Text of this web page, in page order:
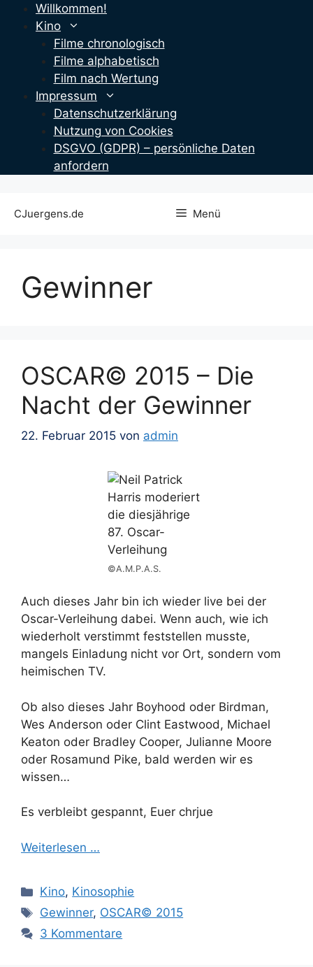
Zum
Inhalt
springen
Willkommen!
Kino
Filme chronologisch
Filme alphabetisch
Film nach Wertung
Impressum
Datenschutzerklärung
Nutzung von Cookies
DSGVO (GDPR) – persönliche Daten
anfordern
CJuergens.de Menü
Gewinner
OSCAR© 2015 – Die
Nacht der Gewinner
22. Februar 2015 von admin
©A.M.P.A.S.
Auch dieses Jahr bin ich wieder live bei der
Oscar-Verleihung dabei. Wenn auch, wie ich
wiederholt verstimmt feststellen musste,
mangels Einladung nicht vor Ort, sondern vom
heimischen TV.
Ob also dieses Jahr Boyhood oder Birdman,
Wes Anderson oder Clint Eastwood, Michael
Keaton oder Bradley Cooper, Julianne Moore
oder Rosamund Pike, bald werden wir es
wissen…
Es verbleibt gespannt, Euer chrjue
Weiterlesen …
Kategorien
Kino, Kinosophie
Schlagwörter
Gewinner, OSCAR© 2015
3 Kommentare